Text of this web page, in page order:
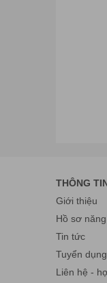
Trụ
Cơ sở
Email:
THÔNG
Giới thiệu
Hồ sơ
Tin tức
Tuyển dụng
Liên hệ -